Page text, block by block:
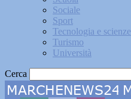
Sociale
Sport
Tecnologia e scienze
Turismo
Università
Cerca